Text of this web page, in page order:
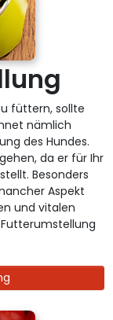
füttern, sollte
nämlich
des Hundes.
da er für Ihr
Besonders
Aspekt
und vitalen